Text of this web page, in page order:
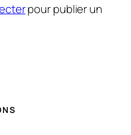
pour publier un